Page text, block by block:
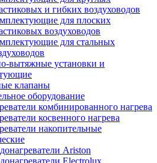
и гибких воздуховодов
для плоских
воздуховодов
для стальных
вытяжные установки и
клапаны
оборудование
комбинированного нагрева
косвенного нагрева
накопительные
Ariston